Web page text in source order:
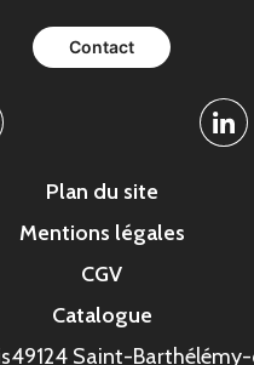
Contact
Plan du site
Mentions légales
CGV
Catalogue
49124 Saint-